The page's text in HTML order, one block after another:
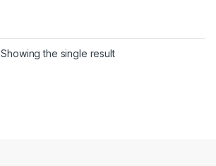
Showing the single result